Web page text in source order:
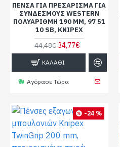
ΠΈΝΣΑ ΓΙΑ ΠΡΕΣΆΡΙΣΜΑ ΓΙΑ
ΣΥΝΔΈΣΜΟΥΣ WESTERN
ΠΟΛΥΆΡΙΘΜΗ 190 MM, 97 51
10 SB, KNIPEX
44,48€ 34,77€
ΚΑΛΆΘΙ
Αγόρασε Τώρα
-24 %